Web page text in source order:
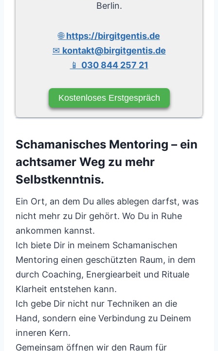
Berlin.
🌐https://birgitgentis.de
✉ kontakt@birgitgentis.de
📱 030 844 257 21
Kostenloses Erstgespräch
Schamanisches Mentoring – ein
achtsamer Weg zu mehr
Selbstkenntnis.
Ein Ort, an dem Du alles ablegen darfst, was
nicht mehr zu Dir gehört. Wo Du in Ruhe
ankommen kannst.
Ich biete Dir in meinem Schamanischen
Mentoring einen geschützten Raum, in dem
durch Coaching, Energiearbeit und Rituale
Klarheit entstehen kann.
Ich gebe Dir nicht nur Techniken an die
Hand, sondern eine Verbindung zu Deinem
inneren Kern.
Gemeinsam öffnen wir den Raum für